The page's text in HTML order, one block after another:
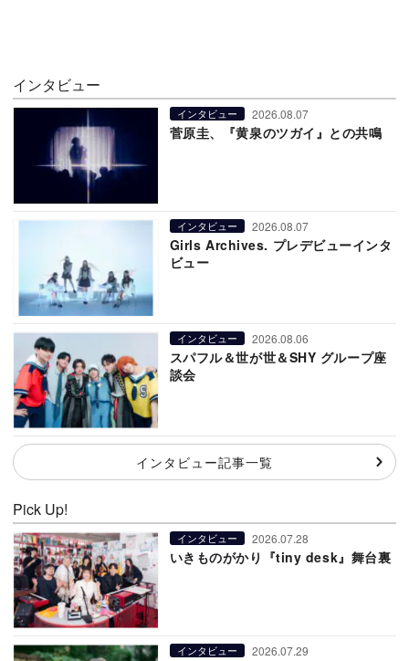
インタビュー
インタビュー 2026.08.07
菅原圭、『黄泉のツガイ』との共鳴
インタビュー 2026.08.07
Girls Archives. プレデビューインタ
ビュー
インタビュー 2026.08.06
スパフル＆世が世＆SHY グループ座
談会
インタビュー記事一覧
Pick Up!
インタビュー 2026.07.28
いきものがかり『tiny desk』舞台裏
インタビュー 2026.07.29